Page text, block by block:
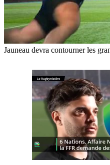
Jauneau devra contourner les